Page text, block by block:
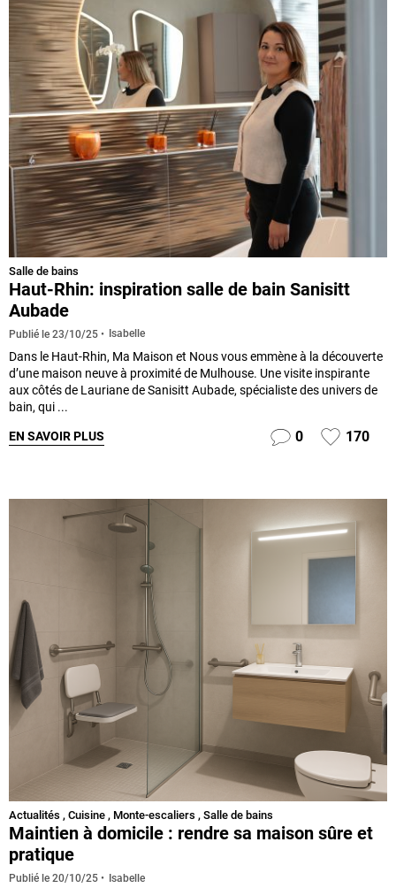
Salle de bains
Haut-Rhin: inspiration salle de bain Sanisitt
Aubade
Publié le 23/10/25 Isabelle
Dans le Haut-Rhin, Ma Maison et Nous vous emmène à la découverte
d’une maison neuve à proximité de Mulhouse. Une visite inspirante
aux côtés de Lauriane de Sanisitt Aubade, spécialiste des univers de
bain, qui ...
EN SAVOIR PLUS 0 170
Actualités , Cuisine , Monte-escaliers , Salle de bains
Maintien à domicile : rendre sa maison sûre et
pratique
Publié le 20/10/25 Isabelle